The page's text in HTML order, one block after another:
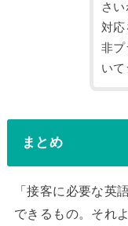
さ
対応
非プ
いて
まとめ
「接客に必要な英
できるもの。それ